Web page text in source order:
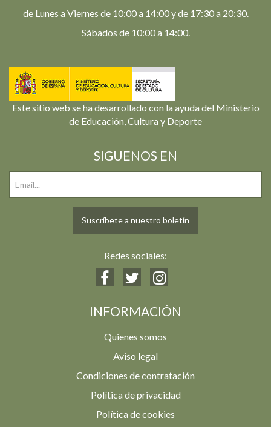
de Lunes a Viernes de 10:00 a 14:00 y de 17:30 a 20:30.
Sábados de 10:00 a 14:00.
Este sitio web se ha desarrollado con la ayuda del Ministerio
de Educación, Cultura y Deporte
SIGUENOS EN
Suscríbete a nuestro boletín
Redes sociales:
INFORMACIÓN
Quienes somos
Aviso legal
Condiciones de contratación
Política de privacidad
Política de cookies